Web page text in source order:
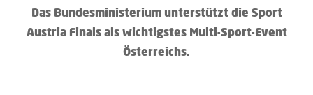
Das Bundesministerium unterstützt die Sport
Austria Finals als wichtigstes Multi-Sport-Event
Österreichs.